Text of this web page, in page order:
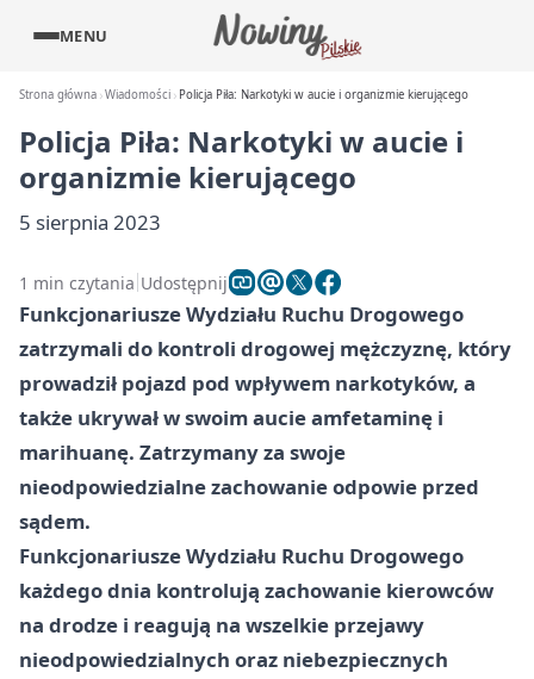
MENU
Strona główna Wiadomości Policja Piła: Narkotyki w aucie i organizmie kierującego
Policja Piła: Narkotyki w aucie i
organizmie kierującego
5 sierpnia 2023
1 min czytania Udostępnij
Funkcjonariusze Wydziału Ruchu Drogowego
zatrzymali do kontroli drogowej mężczyznę, który
prowadził pojazd pod wpływem narkotyków, a
także ukrywał w swoim aucie amfetaminę i
marihuanę. Zatrzymany za swoje
nieodpowiedzialne zachowanie odpowie przed
sądem.
Funkcjonariusze Wydziału Ruchu Drogowego
każdego dnia kontrolują zachowanie kierowców
na drodze i reagują na wszelkie przejawy
nieodpowiedzialnych oraz niebezpiecznych